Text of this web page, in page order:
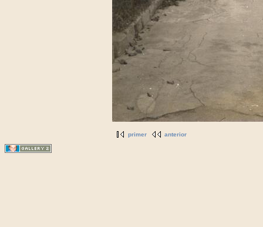
primer anterior